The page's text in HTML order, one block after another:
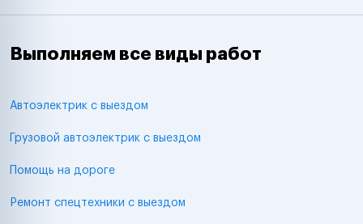
Выполняем все виды работ
Автоэлектрик с выездом
Грузовой автоэлектрик с выездом
Помощь на дороге
Ремонт спецтехники с выездом